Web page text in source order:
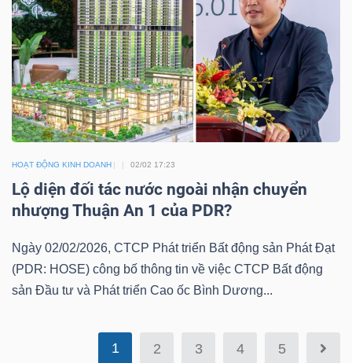
HOẠT ĐỘNG KINH DOANH 02/02 17:23
Lộ diện đối tác nước ngoài nhận chuyển
nhượng Thuận An 1 của PDR?
Ngày 02/02/2026, CTCP Phát triển Bất động sản Phát Đạt
(PDR: HOSE) công bố thông tin về việc CTCP Bất động
sản Đầu tư và Phát triển Cao ốc Bình Dương...
1 2 3 4 5
ĐỘNG
SẢN
Mã
chứng
khoán
(-)
Lãnh
đạo
(-)
Tất cả Người nội bộ Người liên quan